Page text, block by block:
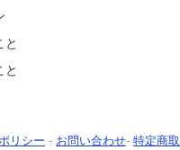
と
と
リシー - お問い合わせ- 特定商